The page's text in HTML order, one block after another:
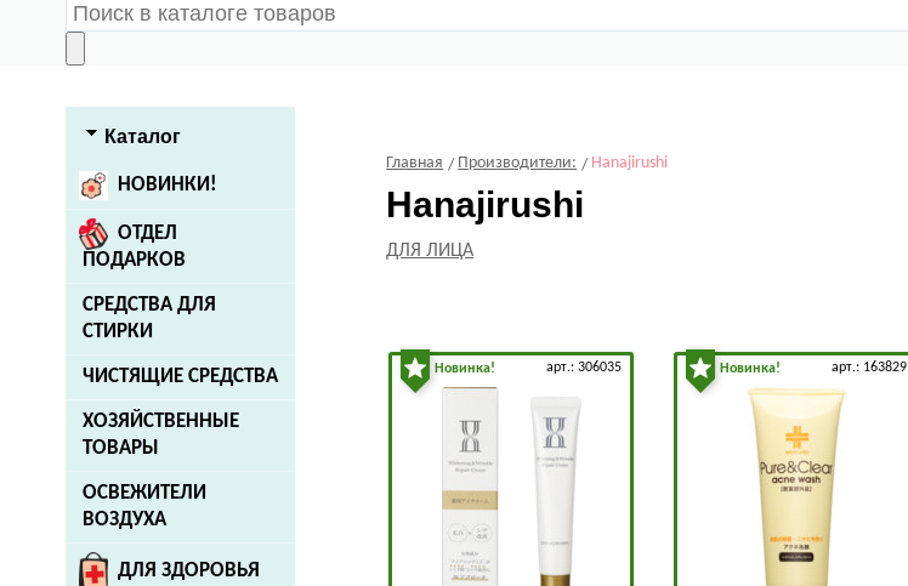
Каталог
НОВИНКИ!
ОТДЕЛ
ПОДАРКОВ
СРЕДСТВА ДЛЯ
СТИРКИ
ЧИСТЯЩИЕ СРЕДСТВА
ХОЗЯЙСТВЕННЫЕ
ТОВАРЫ
ОСВЕЖИТЕЛИ
ВОЗДУХА
ДЛЯ ЗДОРОВЬЯ
Главная Производители: Hanajirushi
Hanajirushi
ДЛЯ ЛИЦА
Новинка! арт.: 306035 Новинка! арт.: 163829